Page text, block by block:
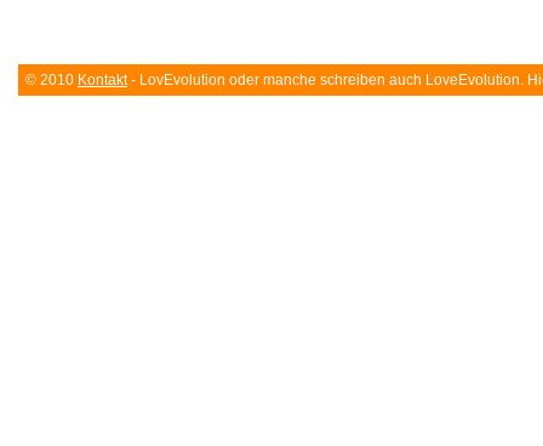
© 2010 Kontakt- LovEvolution oder manche schreiben auch LoveEvolution.